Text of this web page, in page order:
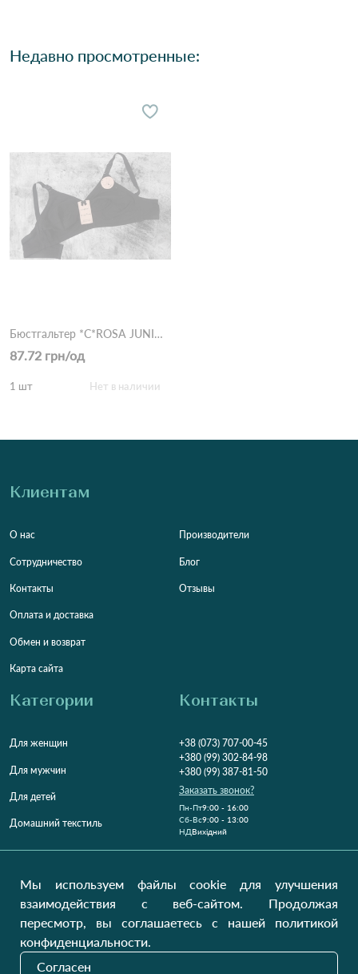
Недавно просмотренные:
Бюстгальтер *С*ROSA JUNIO DN707-20 1,5 Черный
87.72 грн/од
1 шт Нет в наличии
Клиентам
О нас
Сотрудничество
Контакты
Оплата и доставка
Обмен и возврат
Карта сайта
Производители
Блог
Отзывы
Категории
Для женщин
Для мужчин
Для детей
Домашний текстиль
Контакты
+38 (073) 707-00-45
+380 (99) 302-84-98
+380 (99) 387-81-50
Заказать звонок?
Пн-Пт9:00 - 16:00
Cб-Вс9:00 - 13:00
НДВихідний
Наши обновления
Мы используем файлы cookie для улучшения
взаимодействия с веб-сайтом. Продолжая
пересмотр, вы соглашаетесь с нашей политикой
конфиденциальности.
Согласен